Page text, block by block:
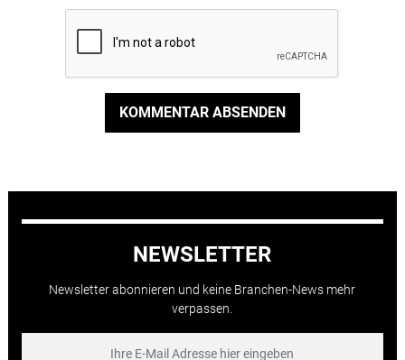
KOMMENTAR ABSENDEN
NEWSLETTER
Newsletter abonnieren und keine Branchen-News mehr
verpassen.